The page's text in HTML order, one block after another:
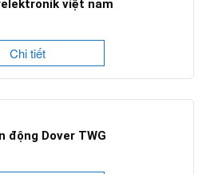
việt nam
Chi tiết
động Dover TWG